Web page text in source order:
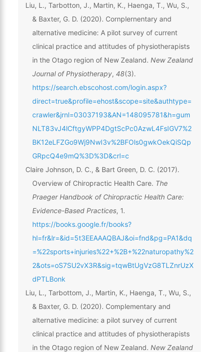
Liu, L., Tarbotton, J., Martin, K., Haenga, T., Wu, S.,
& Baxter, G. D. (2020). Cornplernentary and
alternative medicine: A pilot survey of current
clinical practice and attitudes of physiotherapists
in the Otago region of New Zealand. New Zealand
Journal of Physiotherapy, 48(3).
https://search.ebscohost.com/login.aspx?
direct=true&profile=ehost&scope=site&authtype=
crawler&jrnl=03037193&AN=148095781&h=gum
NLT83vJ4lCftgyWPP4DgtScPc0AzwL4FsIGV7%2
BK12eLFZGo9Wj9NwI3v%2BFOls0gwkOekQiSQp
GRpcQ4e9mQ%3D%3D&crl=c
Claire Johnson, D. C., & Bart Green, D. C. (2017).
Overview of Chiropractic Health Care. The
Praeger Handbook of Chiropractic Health Care:
Evidence-Based Practices, 1.
https://books.google.fr/books?
hl=fr&lr=&id=5t3EEAAAQBAJ&oi=fnd&pg=PA1&dq
=%22sports+injuries%22+%2B+%22naturopathy%2
2&ots=oS7SU2vX3R&sig=tqwBtUgVzG8TLZnrUzX
dPTLBonk
Liu, L., Tarbottom, J., Martin, K., Haenga, T., Wu, S.,
& Baxter, G. D. (2020). Complementary and
alternative medicine: a pilot survey of current
clinical practice and attitudes of physiotherapists
in the Otago region of New Zealand. New Zealand